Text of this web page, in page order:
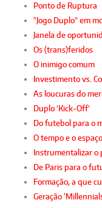
Ponto de Ruptura
"Jogo Duplo" em
Janela de
Os (trans)feridos
O inimigo comum
Investimento vs.
As loucuras do
Duplo 'Kick-Off'
Do futebol para o
O tempo e o
Instrumentalizar o
De Paris para o
Formação, a que
Geração